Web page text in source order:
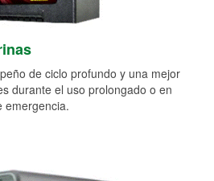
de ciclo profundo y una mejor
durante el uso prolongado o en
emergencia.